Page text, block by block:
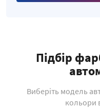
Підбір
Виберіть модель
кольори